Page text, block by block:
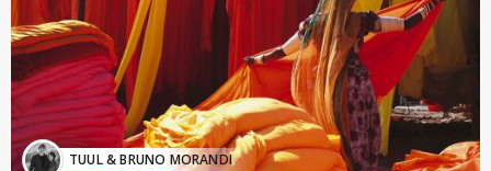
TUUL & BRUNO MORANDI